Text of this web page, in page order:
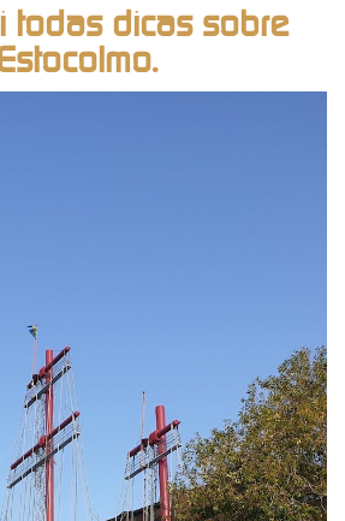
todas dicas sobre